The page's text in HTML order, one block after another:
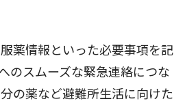
薬情報といった必要事項を記
のスムーズな緊急連絡につな
の薬など避難所生活に向けた